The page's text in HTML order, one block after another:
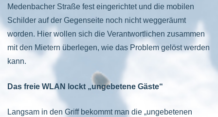
Medenbacher Straße fest eingerichtet und die mobilen
Schilder auf der Gegenseite noch nicht weggeräumt
worden. Hier wollen sich die Verantwortlichen zusammen
mit den Mietern überlegen, wie das Problem gelöst werden
kann.
Das freie WLAN lockt „ungebetene Gäste“
Langsam in den Griff bekommt man die „ungebetenen